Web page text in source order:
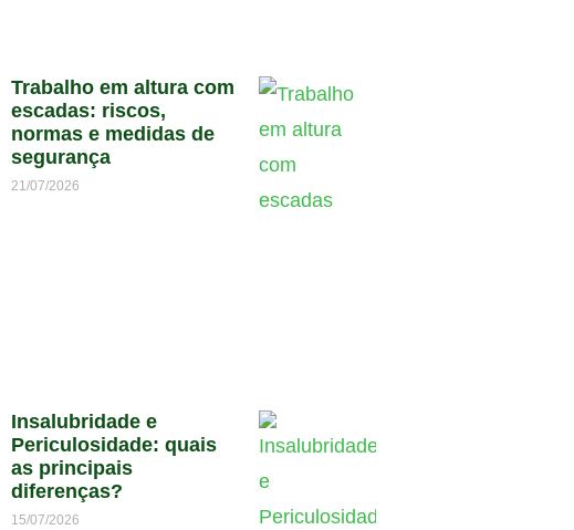
Trabalho em altura com
escadas: riscos,
normas e medidas de
segurança
21/07/2026
Insalubridade e
Periculosidade: quais
as principais
diferenças?
15/07/2026